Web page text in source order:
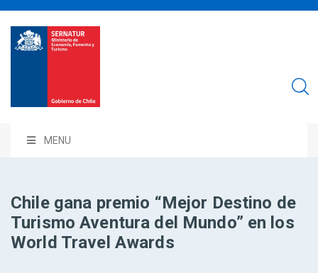
MENU
Chile gana premio “Mejor Destino de
Turismo Aventura del Mundo” en los
World Travel Awards